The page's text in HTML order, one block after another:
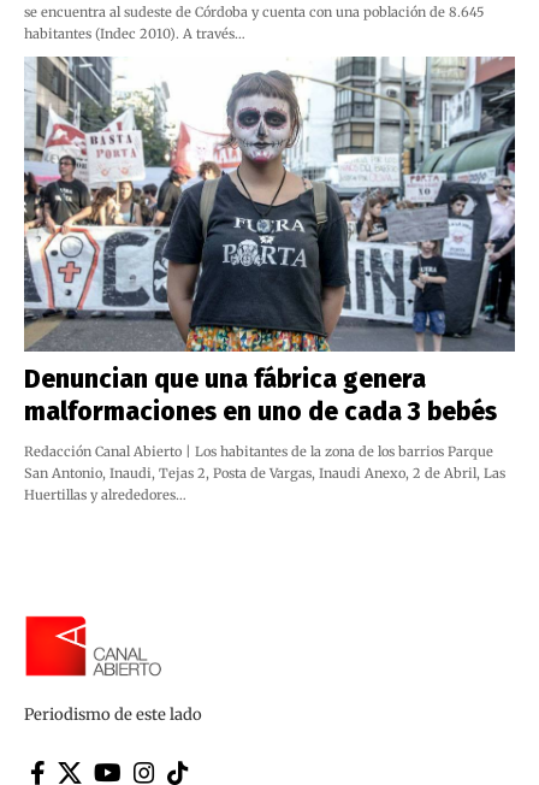
se encuentra al sudeste de Córdoba y cuenta con una población de 8.645
habitantes (Indec 2010). A través…
Denuncian que una fábrica genera
malformaciones en uno de cada 3 bebés
Redacción Canal Abierto | Los habitantes de la zona de los barrios Parque
San Antonio, Inaudi, Tejas 2, Posta de Vargas, Inaudi Anexo, 2 de Abril, Las
Huertillas y alrededores…
Periodismo de este lado